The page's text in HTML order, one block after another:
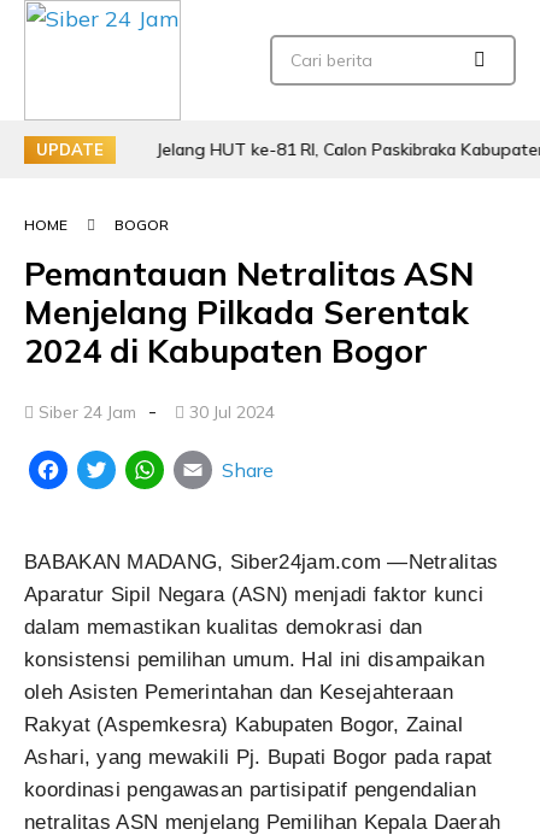
UPDATEJelang HUT ke-81 RI, Calon Paskibraka Kabupaten Bogor
HOME BOGOR
Pemantauan Netralitas ASN
Menjelang Pilkada Serentak
2024 di Kabupaten Bogor
Siber 24 Jam - 30 Jul 2024
FacebookTwitterWhatsApp
Email
Share
BABAKAN MADANG, Siber24jam.com —Netralitas
Aparatur Sipil Negara (ASN) menjadi faktor kunci
dalam memastikan kualitas demokrasi dan
konsistensi pemilihan umum. Hal ini disampaikan
oleh Asisten Pemerintahan dan Kesejahteraan
Rakyat (Aspemkesra) Kabupaten Bogor, Zainal
Ashari, yang mewakili Pj. Bupati Bogor pada rapat
koordinasi pengawasan partisipatif pengendalian
netralitas ASN menjelang Pemilihan Kepala Daerah